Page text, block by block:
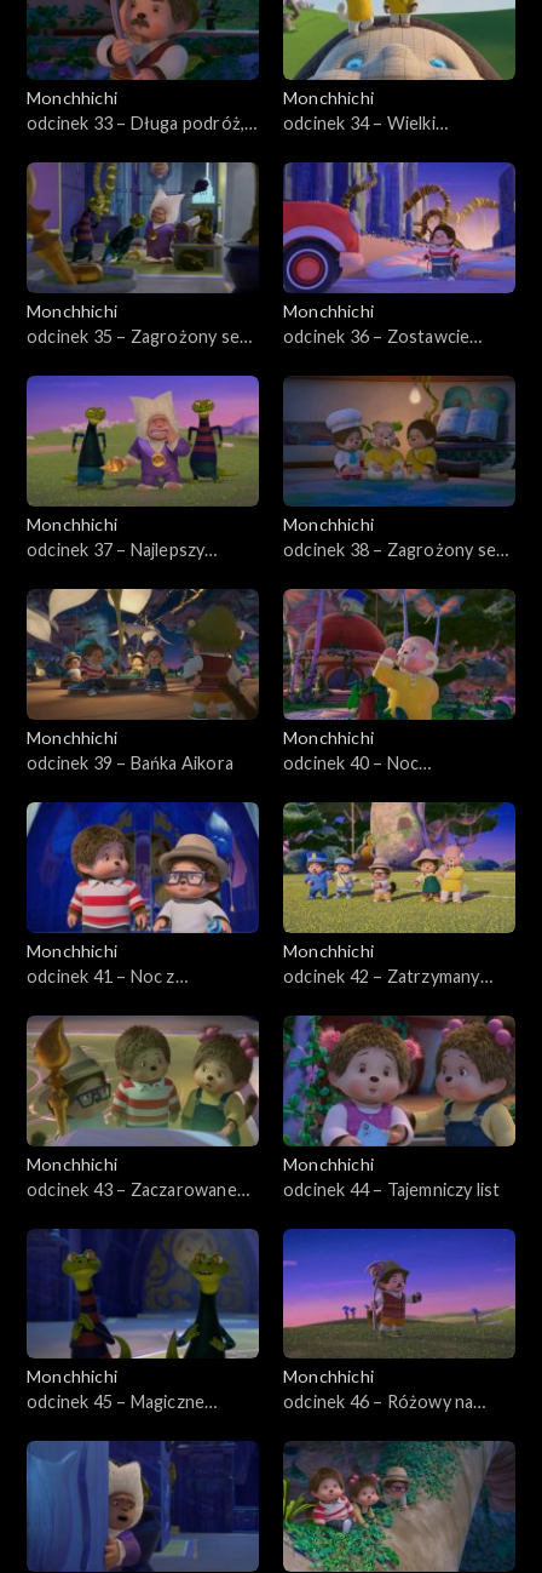
Monchhichi
odcinek 33 – Długa podróż,
Monchhichi
odcinek 34 – Wielki
Monchhichi
odcinek 35 – Zagrożony sen,
Monchhichi
odcinek 36 – Zostawcie
Monchhichi
odcinek 37 – Najlepszy
Monchhichi
odcinek 38 – Zagrożony sen,
Monchhichi
odcinek 39 – Bańka Aikora
Monchhichi
odcinek 40 – Noc
Monchhiowadów
Monchhichi
odcinek 41 – Noc z
Monchhichi
odcinek 42 – Zatrzymany
Monchhichi
odcinek 43 – Zaczarowane
Monchhichi
odcinek 44 – Tajemniczy list
Monchhichi
odcinek 45 – Magiczne
Monchhichi
odcinek 46 – Różowy na